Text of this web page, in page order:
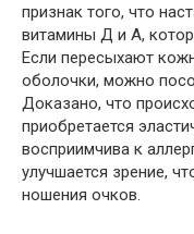
признак того, что
витамины Д и А,
Если пересыхают
оболочки, можно
Доказано, что
приобретается
восприимчива к
улучшается зрение,
ношения очков.